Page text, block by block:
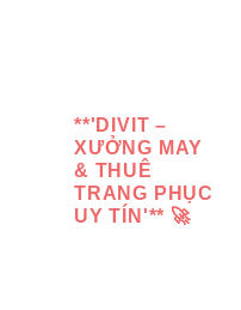
**'DIVIT –
XƯỞNG MAY
& THUÊ
TRANG PHỤC
UY TÍN'** 🚀